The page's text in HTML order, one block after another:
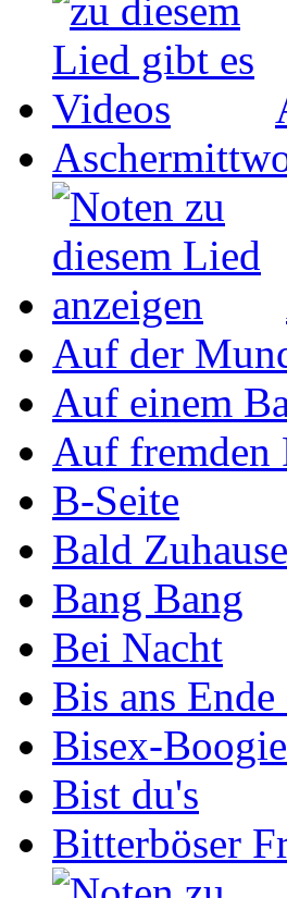
Auf der
Auf einem
Auf fremden
B-Seite
Bald Zuhause
Bang Bang
Bei Nacht
Bis ans
Bisex-Boogie
Bist du's
Bitterböser